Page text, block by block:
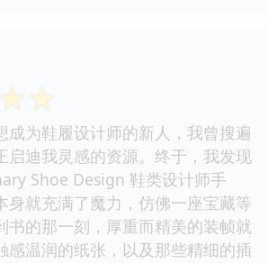
☆☆
成为鞋履设计师的新人，我曾搜遍
启迪我灵感的资源。终于，我发现
Shoe Design 鞋类设计师手
身就充满了魔力，仿佛一座宝藏等
书的那一刻，厚重而精美的装帧就
感温润的纸张，以及那些精细的插